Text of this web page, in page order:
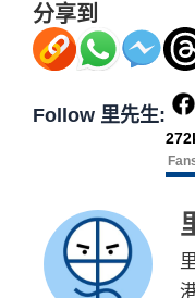
分享到
Follow 里先生: